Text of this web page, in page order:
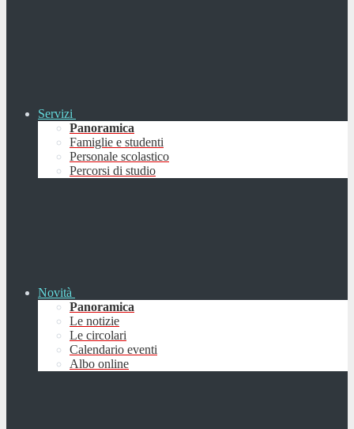
Servizi
Panoramica
Famiglie e studenti
Personale scolastico
Percorsi di studio
Novità
Panoramica
Le notizie
Le circolari
Calendario eventi
Albo online